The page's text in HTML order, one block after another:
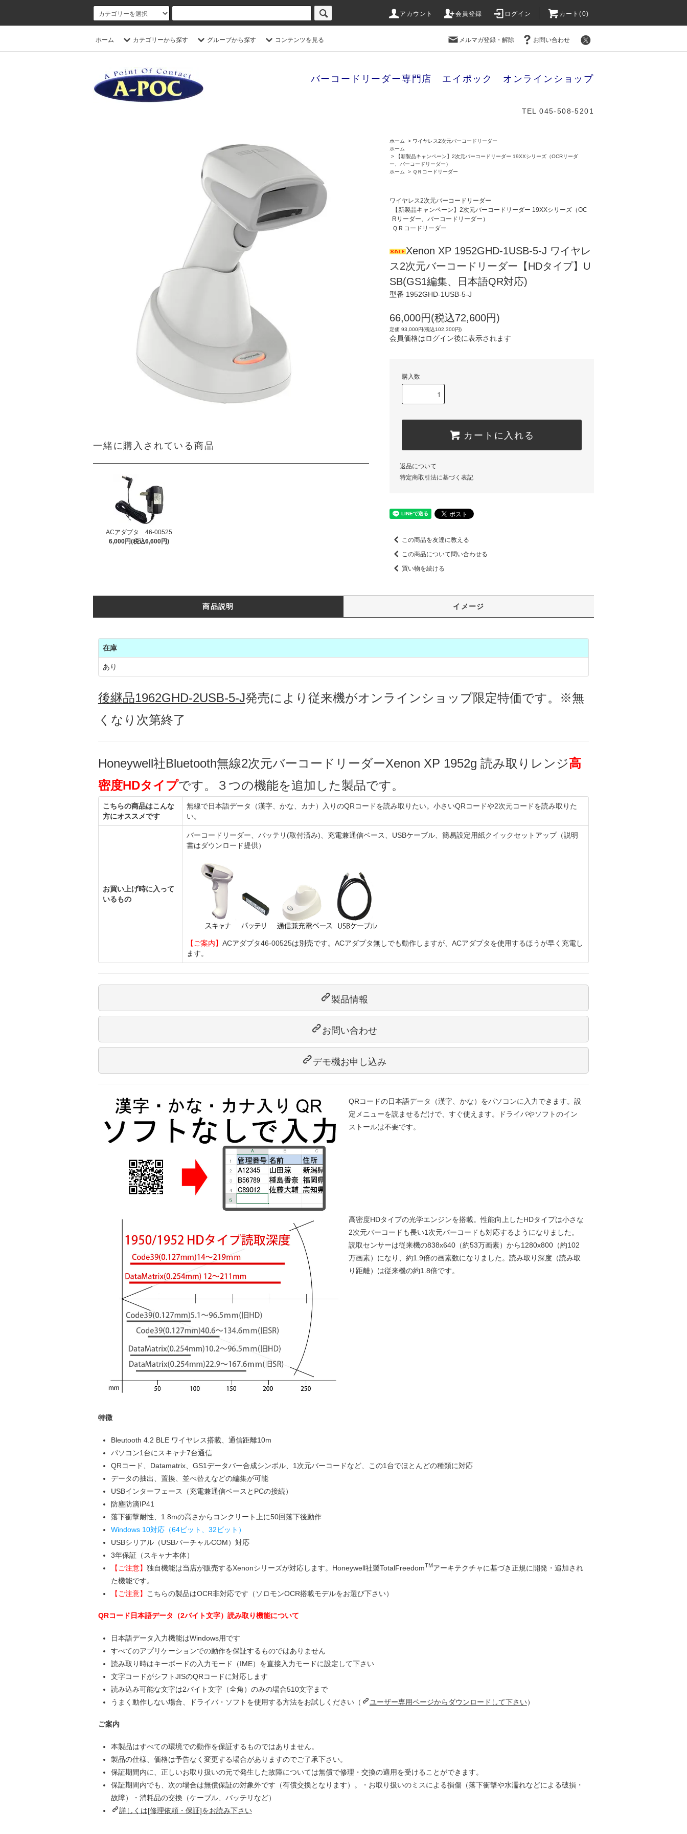
アカウント 会員登録 ログイン カート(0)
ホーム カテゴリーから探す グループから探す コンテンツを見る メルマガ登録・解除 お問い合わせ
バーコードリーダー専門店 エイポック オンラインショップ
TEL 045-508-5201
一緒に購入されている商品
ACアダプタ 46-00525
6,000円(税込6,600円)
ホーム > ワイヤレス2次元バーコードリーダー
ホーム
>
【新製品キャンペーン】2次元バーコードリーダー 19XXシリーズ（OCRリーダ
ー、バーコードリーダー）
ホーム
> ＱＲコードリーダー
ワイヤレス2次元バーコードリーダー
【新製品キャンペーン】2次元バーコードリーダー 19XXシリーズ（OC
Rリーダー、バーコードリーダー）
ＱＲコードリーダー
Xenon XP 1952GHD-1USB-5-J ワイヤレ
ス2次元バーコードリーダー【HDタイプ】U
SB(GS1編集、日本語QR対応)
型番 1952GHD-1USB-5-J
66,000円(税込72,600円)
定価 93,000円(税込102,300円)
会員価格はログイン後に表示されます
購入数
カートに入れる
返品について
特定商取引法に基づく表記
この商品を友達に教える
この商品について問い合わせる
買い物を続ける
商品説明 イメージ
在庫
あり
後継品1962GHD-2USB-5-J発売により従来機がオンラインショップ限定特価です。※無
くなり次第終了
Honeywell社Bluetooth無線2次元バーコードリーダーXenon XP 1952g 読み取りレンジ高
密度HDタイプです。３つの機能を追加した製品です。
こちらの商品はこんな
方にオススメです
無線で日本語データ（漢字、かな、カナ）入りのQRコードを読み取りたい。小さいQRコードや2次元コードを読み取りた
い。
お買い上げ時に入って
いるもの
バーコードリーダー、バッテリ(取付済み)、充電兼通信ベース、USBケーブル、簡易設定用紙クイックセットアップ（説明
書はダウンロード提供）
【ご案内】 ACアダプタ46-00525は別売です。ACアダプタ無しでも動作しますが、ACアダプタを使用するほうが早く充電し
ます。
製品情報
お問い合わせ
デモ機お申し込み
QRコードの日本語データ（漢字、かな）をパソコンに入力できます。設
定メニューを読ませるだけで、すぐ使えます。ドライバやソフトのイン
ストールは不要です。
高密度HDタイプの光学エンジンを搭載。性能向上したHDタイプは小さな
2次元バーコードも長い1次元バーコードも対応するようになりました。
読取センサーは従来機の838x640（約53万画素）から1280x800（約102
万画素）になり、約1.9倍の画素数になりました。読み取り深度（読み取
り距離）は従来機の約1.8倍です。
特徴
Bleutooth 4.2 BLE ワイヤレス搭載、通信距離10m
パソコン1台にスキャナ7台通信
QRコード、Datamatrix、GS1データバー合成シンボル、1次元バーコードなど、この1台でほとんどの種類に対応
データの抽出、置換、並べ替えなどの編集が可能
USBインターフェース（充電兼通信ベースとPCの接続）
防塵防滴IP41
落下衝撃耐性、1.8mの高さからコンクリート上に50回落下後動作
Windows 10対応（64ビット、32ビット）
USBシリアル（USBバーチャルCOM）対応
3年保証（スキャナ本体）
【ご注意】 独自機能は当店が販売するXenonシリーズが対応します。Honeywell社製TotalFreedomTMアーキテクチャに基づき正規に開発・追加され
た機能です。
【ご注意】
こちらの製品はOCR非対応です（ソロモンOCR搭載モデルをお選び下さい）
QRコード日本語データ（2バイト文字）読み取り機能について
日本語データ入力機能はWindows用です
すべてのアプリケーションでの動作を保証するものではありません
読み取り時はキーボードの入力モード（IME）を直接入力モードに設定して下さい
文字コードがシフトJISのQRコードに対応します
読み込み可能な文字は2バイト文字（全角）のみの場合510文字まで
うまく動作しない場合、ドライバ・ソフトを使用する方法をお試しください（
ユーザー専用ページからダウンロードして下さい）
ご案内
本製品はすべての環境での動作を保証するものではありません。
製品の仕様、価格は予告なく変更する場合がありますのでご了承下さい。
保証期間内に、正しいお取り扱いの元で発生した故障については無償で修理・交換の適用を受けることができます。
保証期間内でも、次の場合は無償保証の対象外です（有償交換となります）。・お取り扱いのミスによる損傷（落下衝撃や水濡れなどによる破損・
故障）・消耗品の交換（ケーブル、バッテリなど）
詳しくは[修理依頼・保証]をお読み下さい